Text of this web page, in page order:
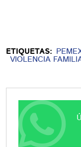
ETIQUETAS:
VIOLENCIA